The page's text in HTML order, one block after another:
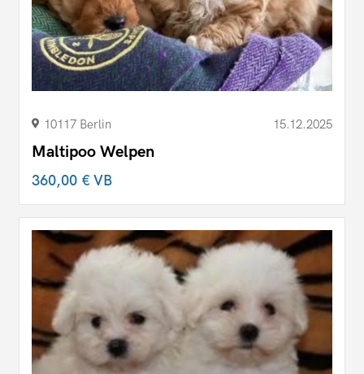
10117 Berlin 15.12.2025
Maltipoo Welpen
360,00 €VB